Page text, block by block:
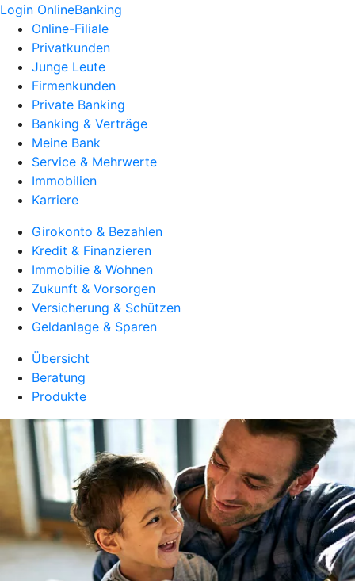
Login OnlineBanking
Online-Filiale
Privatkunden
Junge Leute
Firmenkunden
Private Banking
Banking & Verträge
Meine Bank
Service & Mehrwerte
Immobilien
Karriere
Girokonto & Bezahlen
Kredit & Finanzieren
Immobilie & Wohnen
Zukunft & Vorsorgen
Versicherung & Schützen
Geldanlage & Sparen
Übersicht
Beratung
Produkte